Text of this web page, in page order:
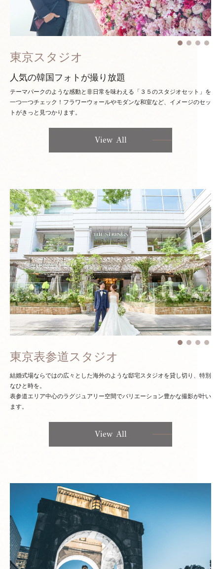
東京スタジオ
人気の韓国フォトが撮り放題
テーマパークのような感動と非日常を味わえる「３５のスタジオセット」を
一つ一つチェック！ フラワーウォールやモダンな和室など、イメージのセッ
トがきっと見つかります。
View All
東京表参道スタジオ
結婚式場ならではの広々とした海外のような邸宅スタジオを貸し切り、特別
なひと時を。
表参道エリア中心のラグジュアリー空間でバリエーション豊かな撮影が叶い
ます。
View All